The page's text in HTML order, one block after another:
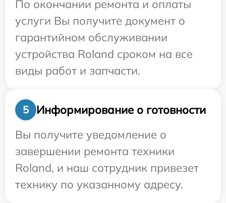
По окончании ремонта и оплаты
услуги Вы получите документ о
гарантийном обслуживании
устройства Roland сроком на все
виды работ и запчасти.
5
Информирование о готовности
Вы получите уведомление о
завершении ремонта техники
Roland, и наш сотрудник привезет
технику по указанному адресу.